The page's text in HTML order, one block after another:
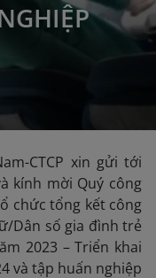
CTCP xin gửi tới
kính mời Quý công
chức tổng kết công
Dân số gia đình trẻ
2023 – Triển khai
và tập huấn nghiệp